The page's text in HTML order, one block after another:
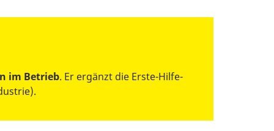
im Betrieb. Er ergänzt die Erste-Hilfe-